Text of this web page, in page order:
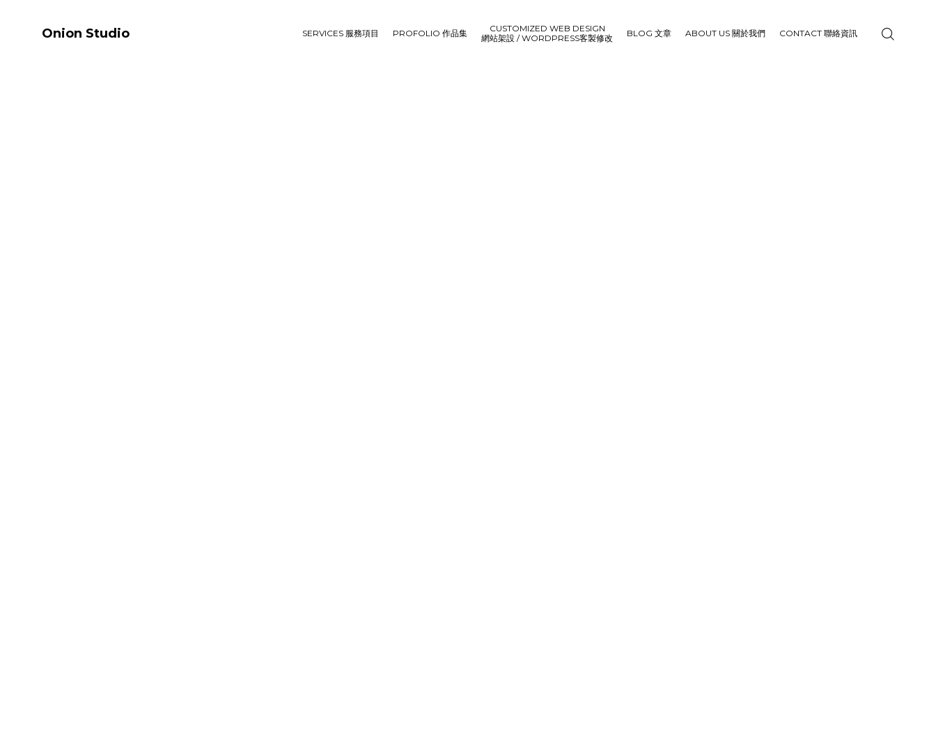
Onion Studio SERVICES 服務項目 PROFOLIO 作品集
CUSTOMIZED WEB DESIGN
網站架設 / WORDPRESS客製修改
BLOG 文章 ABOUT US 關於我們 CONTACT 聯絡資訊